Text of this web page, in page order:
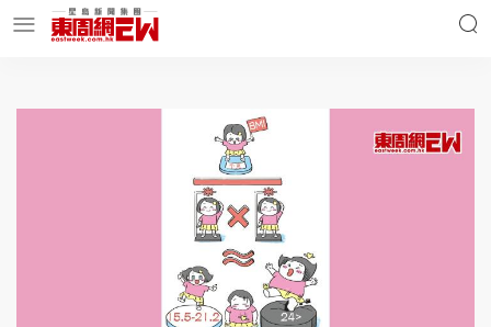
明星名人 時事財經
東周食玩通 會員活動